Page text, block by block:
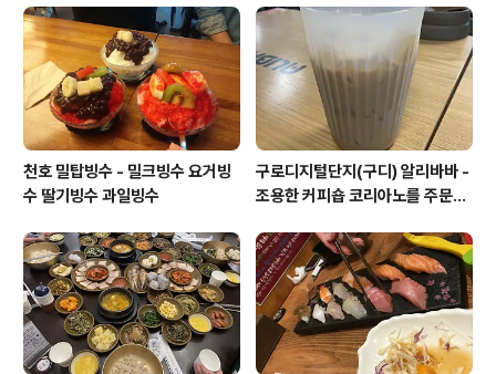
천호 밀탑빙수 - 밀크빙수 요거빙
수 딸기빙수 과일빙수
구로디지털단지(구디) 알리바바 -
조용한 커피숍 코리아노를 주문해